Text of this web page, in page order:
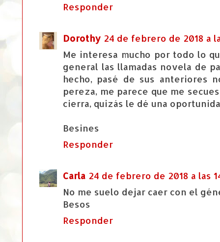
Responder
Dorothy 24 de febrero de 2018 a
Me interesa mucho por todo lo
general las llamadas novela de
hecho, pasé de sus anteriores
pereza, me parece que me
cierra, quizás le dé una
Besines
Responder
Carla 24 de febrero de 2018 a las
No me suelo dejar caer con el
Besos
Responder